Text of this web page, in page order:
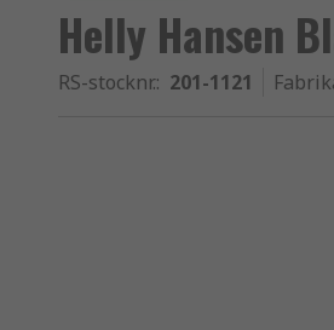
Helly Hansen
RS-stocknr.: 201-1121